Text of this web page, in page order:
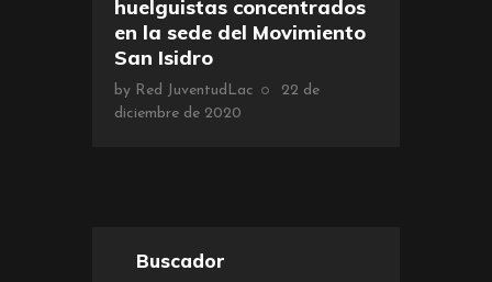
huelguistas concentrados
en la sede del Movimiento
San Isidro
by Red JuventudLac
22 de
diciembre de 2020
Buscador